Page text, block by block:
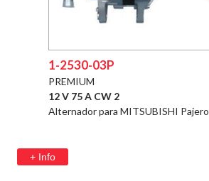
1-2530-03P
PREMIUM
12 V 75 A CW 2
Alternador para MITSUBISHI Pajero
+ Info